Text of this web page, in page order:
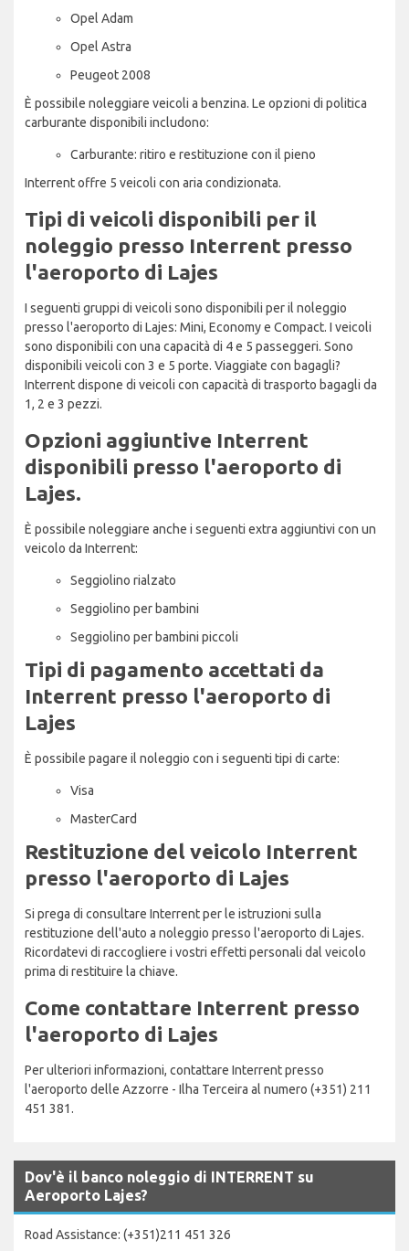
Opel Adam
Opel Astra
Peugeot 2008
È possibile noleggiare veicoli a benzina. Le opzioni di politica
carburante disponibili includono:
Carburante: ritiro e restituzione con il pieno
Interrent offre 5 veicoli con aria condizionata.
Tipi di veicoli disponibili per il
noleggio presso Interrent presso
l'aeroporto di Lajes
I seguenti gruppi di veicoli sono disponibili per il noleggio
presso l'aeroporto di Lajes: Mini, Economy e Compact. I veicoli
sono disponibili con una capacità di 4 e 5 passeggeri. Sono
disponibili veicoli con 3 e 5 porte. Viaggiate con bagagli?
Interrent dispone di veicoli con capacità di trasporto bagagli da
1, 2 e 3 pezzi.
Opzioni aggiuntive Interrent
disponibili presso l'aeroporto di
Lajes.
È possibile noleggiare anche i seguenti extra aggiuntivi con un
veicolo da Interrent:
Seggiolino rialzato
Seggiolino per bambini
Seggiolino per bambini piccoli
Tipi di pagamento accettati da
Interrent presso l'aeroporto di
Lajes
È possibile pagare il noleggio con i seguenti tipi di carte:
Visa
MasterCard
Restituzione del veicolo Interrent
presso l'aeroporto di Lajes
Si prega di consultare Interrent per le istruzioni sulla
restituzione dell'auto a noleggio presso l'aeroporto di Lajes.
Ricordatevi di raccogliere i vostri effetti personali dal veicolo
prima di restituire la chiave.
Come contattare Interrent presso
l'aeroporto di Lajes
Per ulteriori informazioni, contattare Interrent presso
l'aeroporto delle Azzorre - Ilha Terceira al numero (+351) 211
451 381.
Dov'è il banco noleggio di INTERRENT su
Aeroporto Lajes?
Road Assistance: (+351)211 451 326